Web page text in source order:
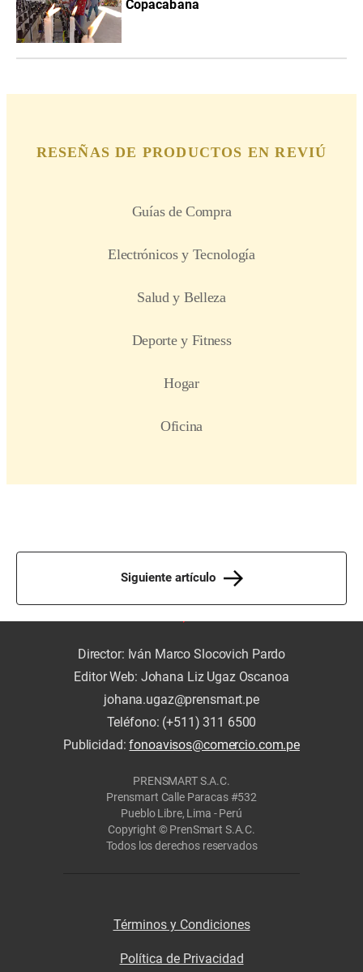
Copacabana
Siguiente artículo
Director: Iván Marco Slocovich Pardo
Editor Web: Johana Liz Ugaz Oscanoa
johana.ugaz@prensmart.pe
Teléfono: (+511) 311 6500
Publicidad:fonoavisos@comercio.com.pe
PRENSMART S.A.C.
Prensmart Calle Paracas #532
Pueblo Libre, Lima - Perú
Copyright © PrenSmart S.A.C.
Todos los derechos reservados
Términos y Condiciones
Política de Privacidad